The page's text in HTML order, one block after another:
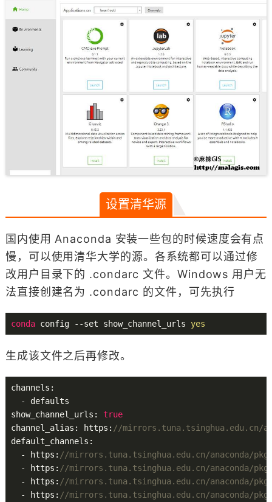
设置清华源
国内使用 Anaconda 安装一些包的时候速度会有点
慢，可以使用清华大学的源。各系统都可以通过修
改用户目录下的 .condarc 文件。Windows 用户无
法直接创建名为 .condarc 的文件，可先执行
conda config --set show_channel_urls yes
生成该文件之后再修改。
channels:
  - defaults
show_channel_urls: true
channel_alias: https: //mirrors.tuna.tsinghua.edu.cn/
default_channels:
  - https:
//mirrors.tuna.tsinghua.edu.cn/anaconda/
  - https:
//mirrors.tuna.tsinghua.edu.cn/anaconda/
  - https:
//mirrors.tuna.tsinghua.edu.cn/anaconda/
  - https:
//mirrors.tuna.tsinghua.edu.cn/anaconda/